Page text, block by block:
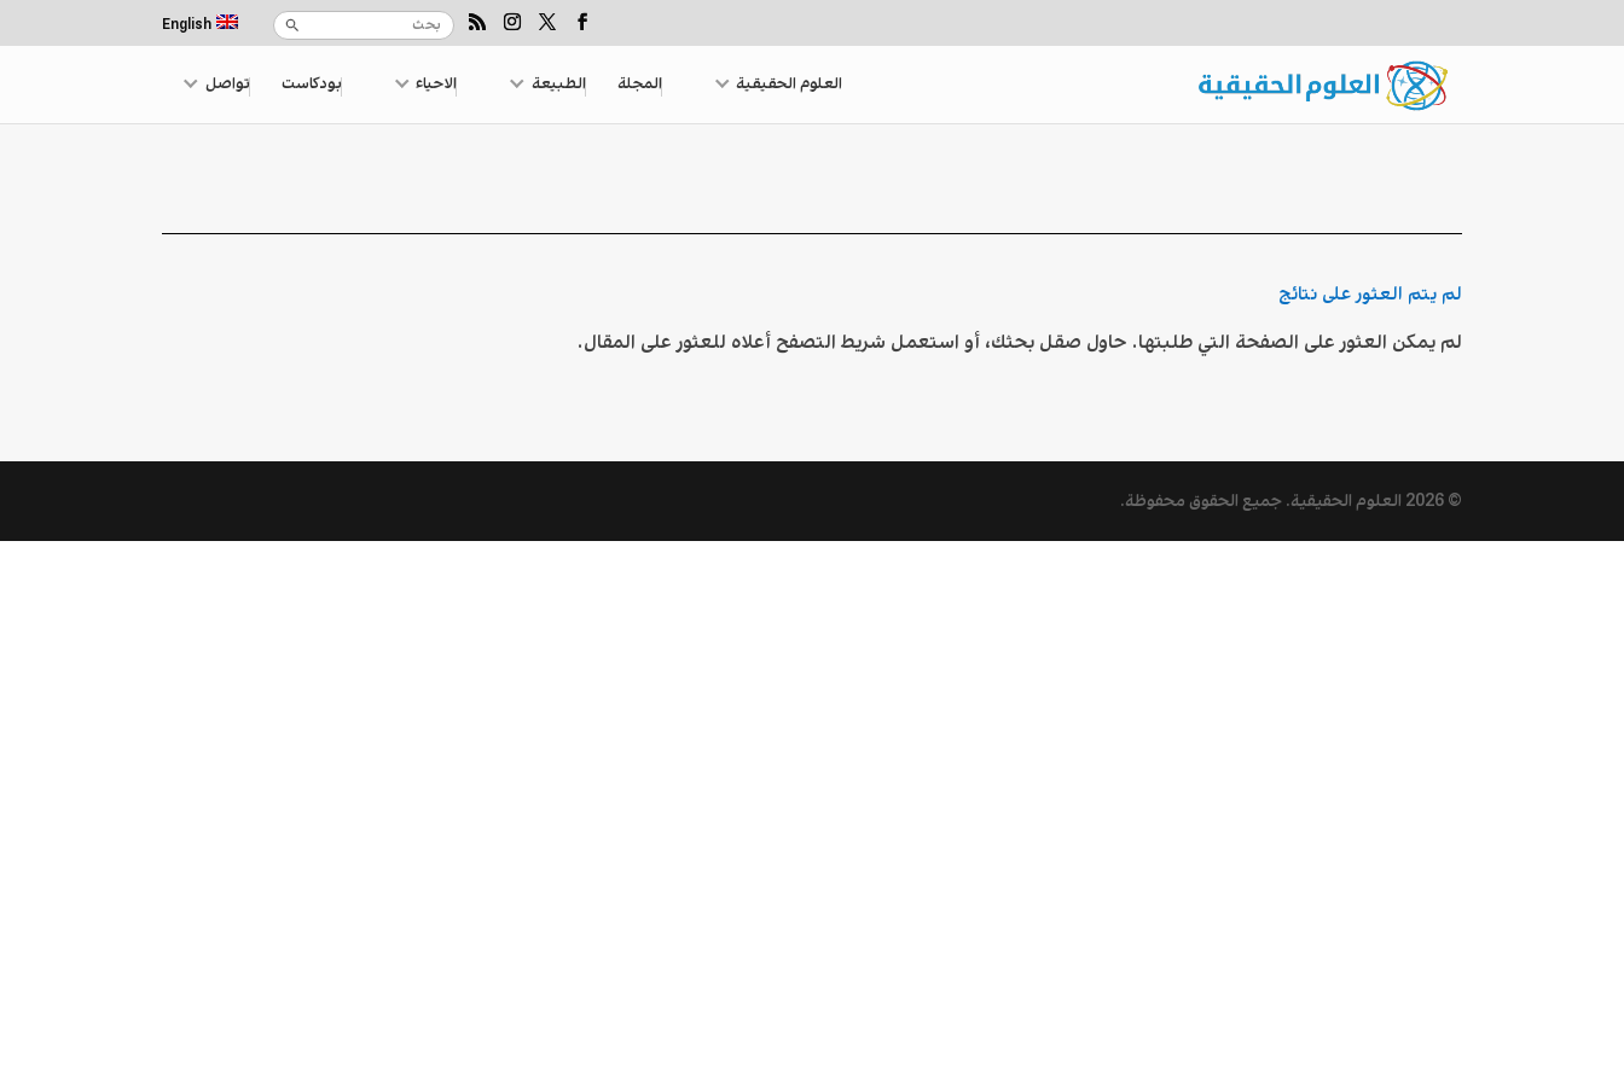
English
العلوم الحقيقية المجلة الطبيعة الاحياء بودكاست تواصل
لم يتم العثور على نتائج
لم يمكن العثور على الصفحة التي طلبتها. حاول صقل بحثك، أو استعمل شريط التصفح أعلاه للعثور على المقال.
© 2026 العلوم الحقيقية. جميع الحقوق محفوظة.